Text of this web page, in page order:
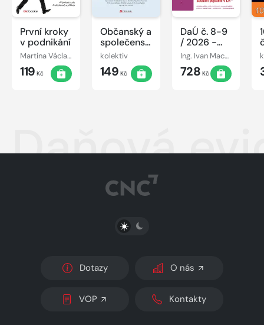
První kroky
v podnikání
Martina Václavíková
119 Kč
Občanský a
společenskovědní
základ
kolektiv
149 Kč
DaÚ č. 8-9
/ 2026 -
Zaměstnanecké
benefity a
DPH
Ing. Ivan Macháček, Ing. Pavel Novák, Ing. Václav Benda, Ing. Antonín Daněk, Ing. Martin Děrgel
728 Kč
Daňová
PŘEPNOUT SVĚTLÝ/TMAVÝ REŽIM
Dotazy O nás
VOP Kontakty